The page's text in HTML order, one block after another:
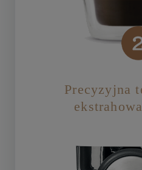
Precyzyjna